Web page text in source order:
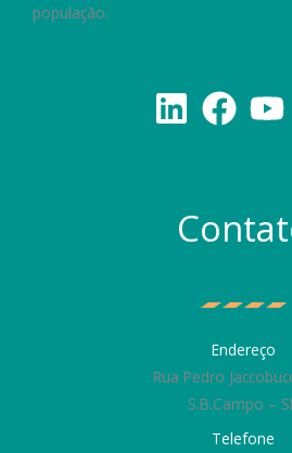
população.
Endereço
Rua Pedro
S.B.Campo –
Telefone